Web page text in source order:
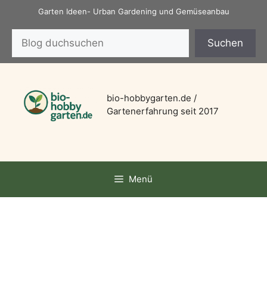
springen
Garten Ideen- Urban Gardening und Gemüseanbau
Suchen
bio-hobbygarten.de /
Gartenerfahrung seit 2017
Menü